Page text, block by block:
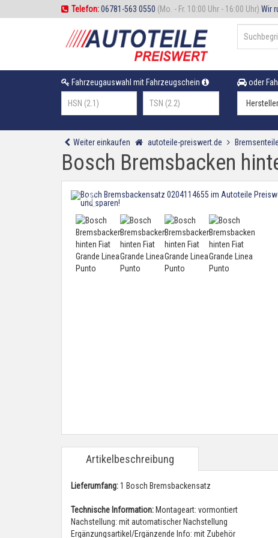
Telefon:06781-563 0550 (Mo. - Fr. 10:00 Uhr - 16:00 Uhr) Wir
Fahrzeugauswahl mit Fahrzeugschein oder
Weiter einkaufen autoteile-preiswert.de Bremsenteile
Bosch Bremsbacken
Artikelbeschreibung
Lieferumfang:1 Bosch Bremsbackensatz
Technische Information: Montageart: vormontiert
Nachstellung: mit automatischer Nachstellung
Ergänzungsartikel/Ergänzende Info: mit Zubehör